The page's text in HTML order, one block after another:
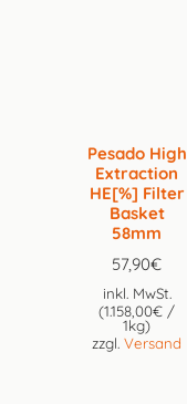
Pesado High
Extraction
HE[%] Filter
Basket
58mm
57,90€
inkl. MwSt.
(1.158,00€ /
1kg)
zzgl.Versand